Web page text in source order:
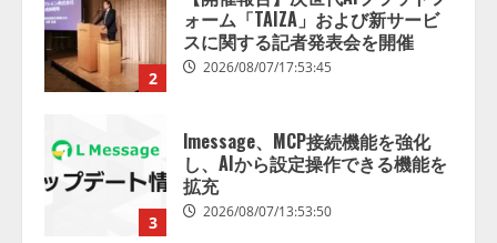
3
し、AIから設定操作できる機能を
拡充
2026/08/07/13:53:50
4
する調査】AIを組織として導入で
きている企業は26.8％。AI導入企
業の68.0％が、自社でのAI導入・
活用は「上手くいっている」と回